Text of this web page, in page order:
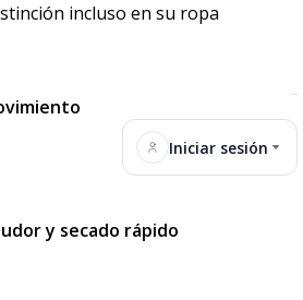
Iniciar sesión
incluso en su ropa
y secado rápido